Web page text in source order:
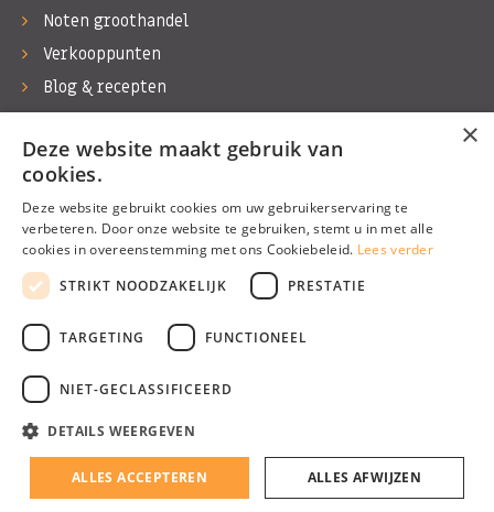
Noten groothandel
Verkooppunten
Blog & recepten
Werken bij Bas Boer Noten
Contact
©1974 - 2026 Bas Boer Noten
Algemene voorwaarden Privacy Policy
×
Deze website maakt gebruik van
cookies.
Deze website gebruikt cookies om uw gebruikerservaring te
verbeteren. Door onze website te gebruiken, stemt u in met alle
cookies in overeenstemming met ons Cookiebeleid. Lees verder
STRIKT NOODZAKELIJK
PRESTATIE
TARGETING FUNCTIONEEL
NIET-GECLASSIFICEERD
DETAILS WEERGEVEN
ALLES ACCEPTEREN ALLES AFWIJZEN